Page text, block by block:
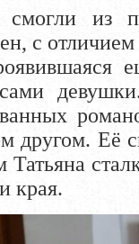
смогли из
с
другом. Её
края.